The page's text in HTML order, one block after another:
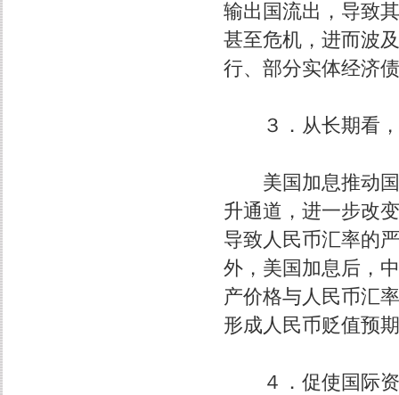
输出国流出，导致
甚至危机，进而波
行、部分实体经济
３．从长期看，
美国加息推动国
升通道，进一步改
导致人民币汇率的
外，美国加息后，
产价格与人民币汇
形成人民币贬值预
４．促使国际资